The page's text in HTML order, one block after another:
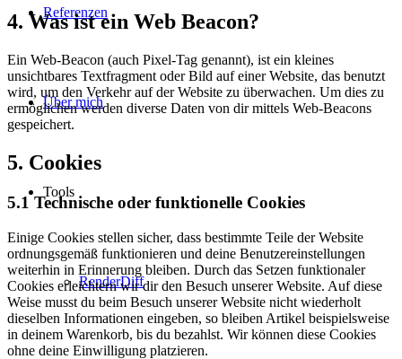
Referenzen
Über mich
Tools
RenderDiff
4. Was ist ein Web Beacon?
Ein Web-Beacon (auch Pixel-Tag genannt), ist ein kleines
unsichtbares Textfragment oder Bild auf einer Website, das benutzt
wird, um den Verkehr auf der Website zu überwachen. Um dies zu
ermöglichen werden diverse Daten von dir mittels Web-Beacons
gespeichert.
5. Cookies
5.1 Technische oder funktionelle Cookies
Einige Cookies stellen sicher, dass bestimmte Teile der Website
ordnungsgemäß funktionieren und deine Benutzereinstellungen
weiterhin in Erinnerung bleiben. Durch das Setzen funktionaler
Cookies erleichtern wir dir den Besuch unserer Website. Auf diese
Weise musst du beim Besuch unserer Website nicht wiederholt
dieselben Informationen eingeben, so bleiben Artikel beispielsweise
in deinem Warenkorb, bis du bezahlst. Wir können diese Cookies
ohne deine Einwilligung platzieren.